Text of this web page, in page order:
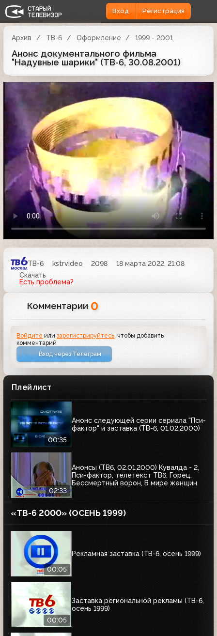
Вход Регистрация
Архив ТВ-6 Оформление 1999 - 2001
Анонс документального фильма
"Надувные шарики" (ТВ-6, 30.08.2001)
ТВ-6 kstrvideo 2098
18 марта 2022, 21:08
Скачать
Есть проблема?
Комментарии 0
Войдите илизарегистрируйтесь, чтобы добавить
комментарий
Вход через Телеграм
Плейлист
00:35
Анонс следующей серии сериала "Пси-
фактор" и заставка (ТВ-6, 01.02.2000)
02:33
Анонсы (ТВ6, 02.01.2000) Кувалда - 2,
Пси-фактор, телетекст ТВ6, Горец.
Бессмертный ворон, В мире женщин
«ТВ-6 2000» (ОСЕНЬ 1999)
00:05
Рекламная заставка (ТВ-6, осень 1999)
00:05
Заставка региональной рекламы (ТВ-6,
осень 1999)